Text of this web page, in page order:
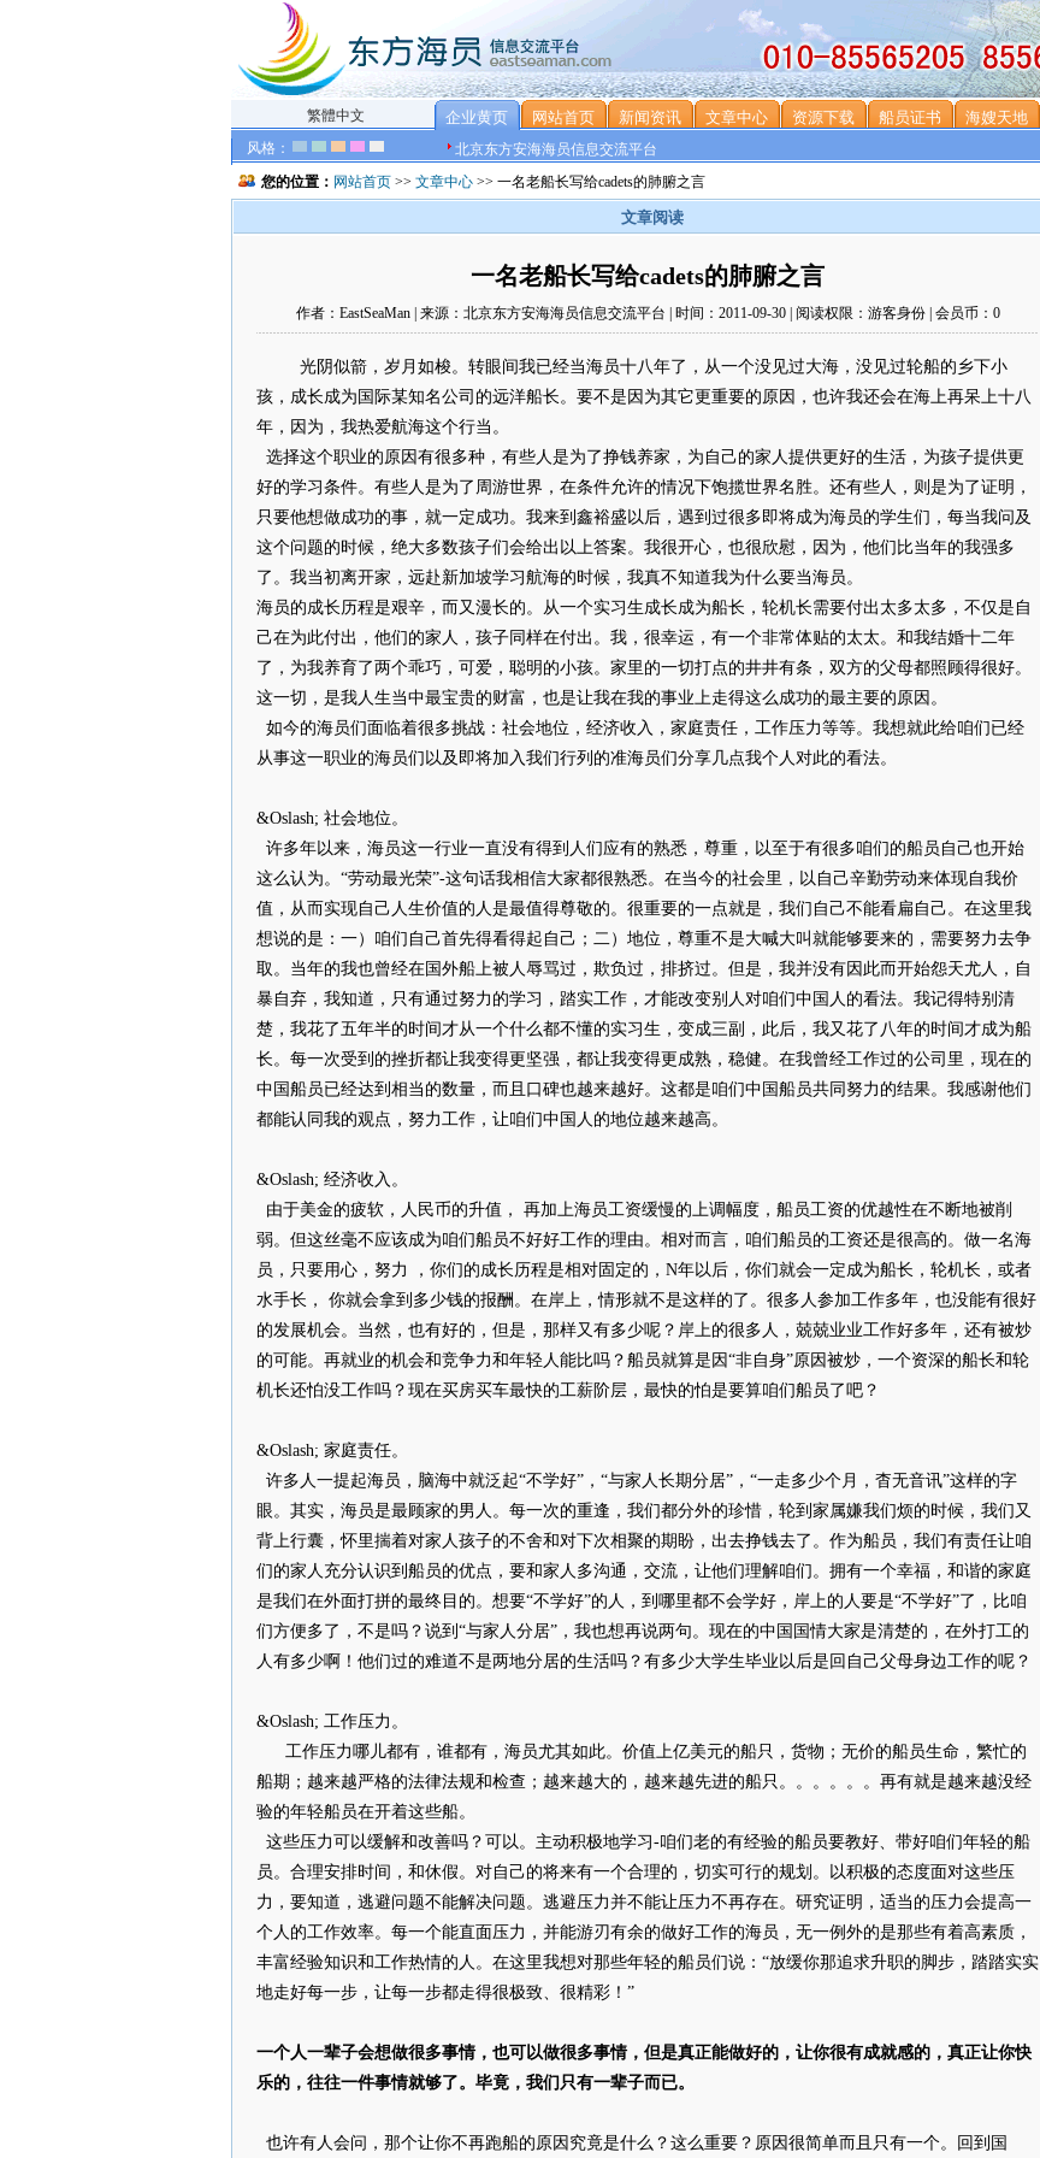
繁體中文
风格：
企业黄页 网站首页 新闻资讯 文章中心 资源下载 船员证书 海嫂天地
北京东方安海海员信息交流平台
您的位置： 网站首页 >> 文章中心 >> 一名老船长写给cadets的肺腑之言
文章阅读
一名老船长写给cadets的肺腑之言
作者：EastSeaMan | 来源：北京东方安海海员信息交流平台 | 时间：2011-09-30 | 阅读权限：游客身份 | 会员币：0
光阴似箭，岁月如梭。转眼间我已经当海员十八年了，从一个没见过大海，没见过轮船的乡下小
孩，成长成为国际某知名公司的远洋船长。要不是因为其它更重要的原因，也许我还会在海上再呆上十八
年，因为，我热爱航海这个行当。
选择这个职业的原因有很多种，有些人是为了挣钱养家，为自己的家人提供更好的生活，为孩子提供更
好的学习条件。有些人是为了周游世界，在条件允许的情况下饱揽世界名胜。还有些人，则是为了证明，
只要他想做成功的事，就一定成功。我来到鑫裕盛以后，遇到过很多即将成为海员的学生们，每当我问及
这个问题的时候，绝大多数孩子们会给出以上答案。我很开心，也很欣慰，因为，他们比当年的我强多
了。我当初离开家，远赴新加坡学习航海的时候，我真不知道我为什么要当海员。
海员的成长历程是艰辛，而又漫长的。从一个实习生成长成为船长，轮机长需要付出太多太多，不仅是自
己在为此付出，他们的家人，孩子同样在付出。我，很幸运，有一个非常体贴的太太。和我结婚十二年
了，为我养育了两个乖巧，可爱，聪明的小孩。家里的一切打点的井井有条，双方的父母都照顾得很好。
这一切，是我人生当中最宝贵的财富，也是让我在我的事业上走得这么成功的最主要的原因。
如今的海员们面临着很多挑战：社会地位，经济收入，家庭责任，工作压力等等。我想就此给咱们已经
从事这一职业的海员们以及即将加入我们行列的准海员们分享几点我个人对此的看法。
&Oslash; 社会地位。
许多年以来，海员这一行业一直没有得到人们应有的熟悉，尊重，以至于有很多咱们的船员自己也开始
这么认为。“劳动最光荣”-这句话我相信大家都很熟悉。在当今的社会里，以自己辛勤劳动来体现自我价
值，从而实现自己人生价值的人是最值得尊敬的。很重要的一点就是，我们自己不能看扁自己。在这里我
想说的是：一）咱们自己首先得看得起自己；二）地位，尊重不是大喊大叫就能够要来的，需要努力去争
取。当年的我也曾经在国外船上被人辱骂过，欺负过，排挤过。但是，我并没有因此而开始怨天尤人，自
暴自弃，我知道，只有通过努力的学习，踏实工作，才能改变别人对咱们中国人的看法。我记得特别清
楚，我花了五年半的时间才从一个什么都不懂的实习生，变成三副，此后，我又花了八年的时间才成为船
长。每一次受到的挫折都让我变得更坚强，都让我变得更成熟，稳健。在我曾经工作过的公司里，现在的
中国船员已经达到相当的数量，而且口碑也越来越好。这都是咱们中国船员共同努力的结果。我感谢他们
都能认同我的观点，努力工作，让咱们中国人的地位越来越高。
&Oslash; 经济收入。
由于美金的疲软，人民币的升值， 再加上海员工资缓慢的上调幅度，船员工资的优越性在不断地被削
弱。但这丝毫不应该成为咱们船员不好好工作的理由。相对而言，咱们船员的工资还是很高的。做一名海
员，只要用心，努力 ，你们的成长历程是相对固定的，N年以后，你们就会一定成为船长，轮机长，或者
水手长， 你就会拿到多少钱的报酬。在岸上，情形就不是这样的了。很多人参加工作多年，也没能有很好
的发展机会。当然，也有好的，但是，那样又有多少呢？岸上的很多人，兢兢业业工作好多年，还有被炒
的可能。再就业的机会和竞争力和年轻人能比吗？船员就算是因“非自身”原因被炒，一个资深的船长和轮
机长还怕没工作吗？现在买房买车最快的工薪阶层，最快的怕是要算咱们船员了吧？
&Oslash; 家庭责任。
许多人一提起海员，脑海中就泛起“不学好”，“与家人长期分居”，“一走多少个月，杳无音讯”这样的字
眼。其实，海员是最顾家的男人。每一次的重逢，我们都分外的珍惜，轮到家属嫌我们烦的时候，我们又
背上行囊，怀里揣着对家人孩子的不舍和对下次相聚的期盼，出去挣钱去了。作为船员，我们有责任让咱
们的家人充分认识到船员的优点，要和家人多沟通，交流，让他们理解咱们。拥有一个幸福，和谐的家庭
是我们在外面打拼的最终目的。想要“不学好”的人，到哪里都不会学好，岸上的人要是“不学好”了，比咱
们方便多了，不是吗？说到“与家人分居”，我也想再说两句。现在的中国国情大家是清楚的，在外打工的
人有多少啊！他们过的难道不是两地分居的生活吗？有多少大学生毕业以后是回自己父母身边工作的呢？
&Oslash; 工作压力。
工作压力哪儿都有，谁都有，海员尤其如此。价值上亿美元的船只，货物；无价的船员生命，繁忙的
船期；越来越严格的法律法规和检查；越来越大的，越来越先进的船只。。。。。。再有就是越来越没经
验的年轻船员在开着这些船。
这些压力可以缓解和改善吗？可以。主动积极地学习-咱们老的有经验的船员要教好、带好咱们年轻的船
员。合理安排时间，和休假。对自己的将来有一个合理的，切实可行的规划。以积极的态度面对这些压
力，要知道，逃避问题不能解决问题。逃避压力并不能让压力不再存在。研究证明，适当的压力会提高一
个人的工作效率。每一个能直面压力，并能游刃有余的做好工作的海员，无一例外的是那些有着高素质，
丰富经验知识和工作热情的人。在这里我想对那些年轻的船员们说：“放缓你那追求升职的脚步，踏踏实实
地走好每一步，让每一步都走得很极致、很精彩！”
一个人一辈子会想做很多事情，也可以做很多事情，但是真正能做好的，让你很有成就感的，真正让你快
乐的，往往一件事情就够了。毕竟，我们只有一辈子而已。
也许有人会问，那个让你不再跑船的原因究竟是什么？这么重要？原因很简单而且只有一个。回到国